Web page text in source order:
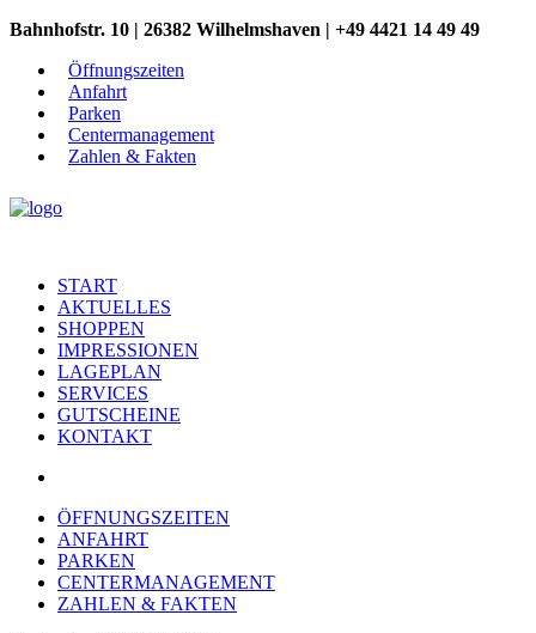
Bahnhofstr. 10 | 26382 Wilhelmshaven | +49 4421 14 49 49
Öffnungszeiten
Anfahrt
Parken
Centermanagement
Zahlen & Fakten
START
AKTUELLES
SHOPPEN
IMPRESSIONEN
LAGEPLAN
SERVICES
GUTSCHEINE
KONTAKT
ÖFFNUNGSZEITEN
ANFAHRT
PARKEN
CENTERMANAGEMENT
ZAHLEN & FAKTEN